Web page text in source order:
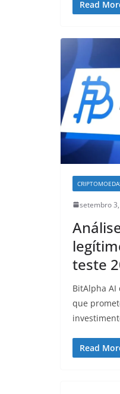
Read
setembro
teste
BitAlpha
que
Read